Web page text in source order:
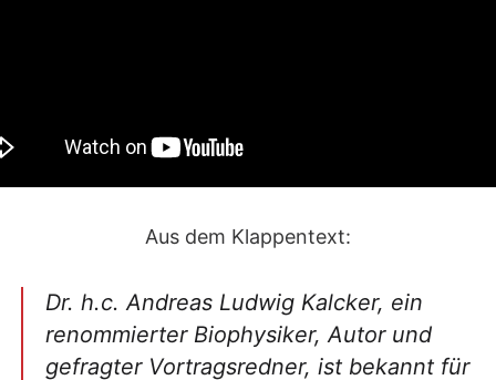
Aus dem Klappentext:
Dr. h.c. Andreas Ludwig Kalcker, ein
renommierter Biophysiker, Autor und
gefragter Vortragsredner, ist bekannt für